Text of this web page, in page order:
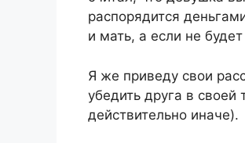
распорядится
и мать, а если не
Я же приведу свои
убедить друга в
действительно иначе).